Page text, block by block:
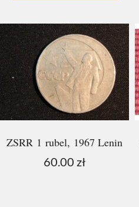
ZSRR 1 rubel, 1967 Lenin
60.00 zł